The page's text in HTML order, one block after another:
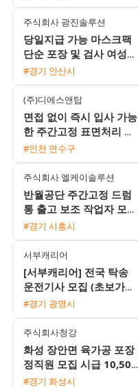
주식회사 광진솔루션
당일지급 가능 마스크팩
단순 포장 및 검사 여성
사원 채용
#경기 안산시
(주)디에스앤탑
면접 없이 즉시 입사 가능
한 주간고정 표면처리 생
산직 모집 (시급 10520원
#인천 연수구
주식회사 엘케이솔루션
반월공단 주간고정 드럼
통 출고 보조 작업자 모집
(일급 및 주급 가능, 통근
#경기 시흥시
서부캐리어
[서부캐리어] 전국 탁송
운전기사 모집 (초보가능
/ 일급 18만원 이상 / 자
#경기 광명시
주식회사청강
화성 장안면 육가공 포장
정직원 모집 시급 10,500
원 주간고정 65세 이하 여
#경기 화성시